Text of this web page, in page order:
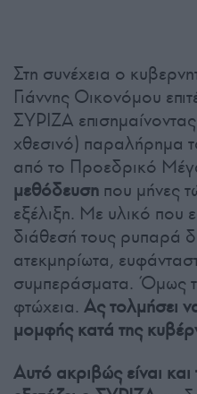
Στη συνέχεια ο
Γιάννης Οικονόμου
ΣΥΡΙΖΑ
χθεσινό) παραλήρημα
από το Προεδρικό
μεθόδευση που μήνες
εξέλιξη. Με υλικό που
διάθεσή τους ρυπαρά
ατεκμηρίωτα,
συμπεράσματα. Όμως
φτώχεια. Ας τολμήσει
μομφής κατά της
Αυτό ακριβώς είναι